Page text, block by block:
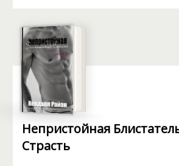
Непристойная
Страсть